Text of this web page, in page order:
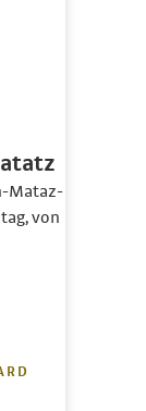
Mataz-
von